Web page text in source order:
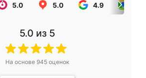
5.0 5.0 4.9
5.0 из 5
На основе 945оценок